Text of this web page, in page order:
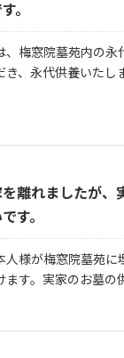
。
、梅窓院墓苑内の永
き、永代供養いたし
離れましたが、
す。
人様が梅窓院墓苑に
ます。実家のお墓の